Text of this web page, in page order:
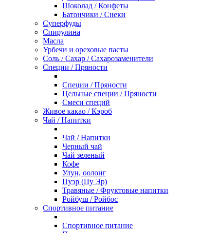
Шоколад / Конфеты
Батончики / Снеки
Суперфуды
Спирулина
Масла
Урбечи и ореховые пасты
Соль / Сахар / Сахарозаменители
Специи / Пряности
Специи / Пряности
Цельные специи / Пряности
Смеси специй
Живое какао / Кэроб
Чай / Напитки
Чай / Напитки
Черный чай
Чай зеленый
Кофе
Улун, оолонг
Пуэр (Пу Эр)
Травяные / Фруктовые напитки
Ройбуш / Ройбос
Спортивное питание
Спортивное питание